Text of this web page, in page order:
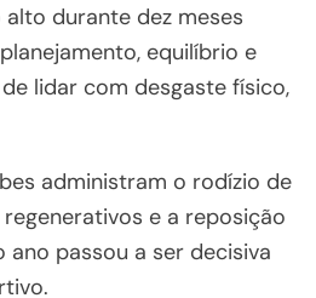
durante dez meses
equilíbrio e
lidar com desgaste físico,
administram o rodízio de
e a reposição
ano passou a ser decisiva